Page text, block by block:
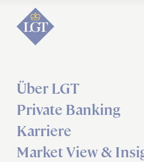
Über LGT
Private Banking
Karriere
Market View &